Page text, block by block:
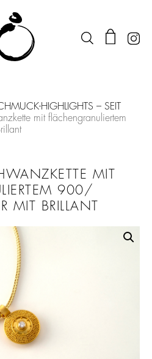
HIGHLIGHTS – SEIT
mit flächengranuliertem
MIT
900/
BRILLANT